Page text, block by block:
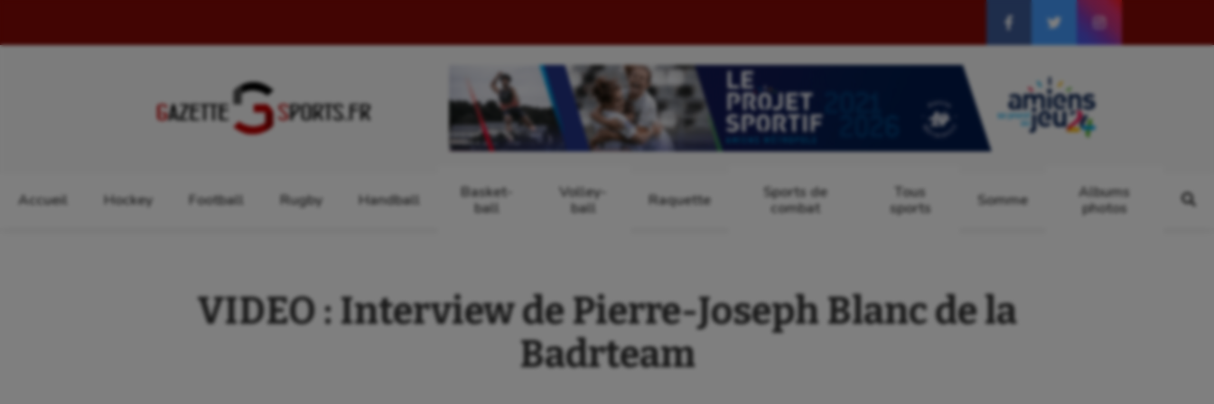
Accueil Hockey Football Rugby Handball
Basket-
ball
Volley-
ball
Raquette
Sports de
combat
Tous
sports
Somme
Albums
photos
VIDEO : Interview de Pierre-Joseph Blanc de la
Badrteam